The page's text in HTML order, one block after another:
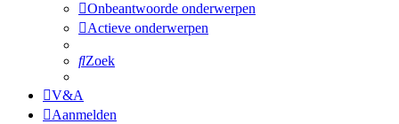
Onbeantwoorde onderwerpen
Actieve onderwerpen
Zoek
V&A
Aanmelden